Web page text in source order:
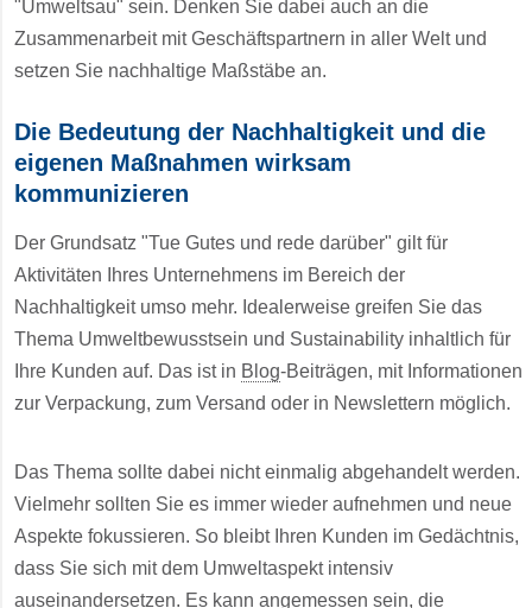
"Umweltsau" sein. Denken Sie dabei auch an die
Zusammenarbeit mit Geschäftspartnern in aller Welt und
setzen Sie nachhaltige Maßstäbe an.
Die Bedeutung der Nachhaltigkeit und die
eigenen Maßnahmen wirksam
kommunizieren
Der Grundsatz "Tue Gutes und rede darüber" gilt für
Aktivitäten Ihres Unternehmens im Bereich der
Nachhaltigkeit umso mehr. Idealerweise greifen Sie das
Thema Umweltbewusstsein und Sustainability inhaltlich für
Ihre Kunden auf. Das ist in Blog-Beiträgen, mit Informationen
zur Verpackung, zum Versand oder in Newslettern möglich.
Das Thema sollte dabei nicht einmalig abgehandelt werden.
Vielmehr sollten Sie es immer wieder aufnehmen und neue
Aspekte fokussieren. So bleibt Ihren Kunden im Gedächtnis,
dass Sie sich mit dem Umweltaspekt intensiv
auseinandersetzen. Es kann angemessen sein, die